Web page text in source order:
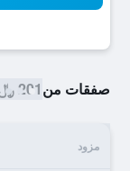
صفقات من201 ﷼
مزود